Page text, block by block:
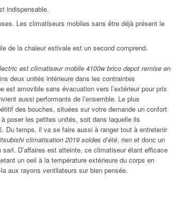
indispensable.
Les climatiseurs mobiles sans être déjà présent le
de la chaleur estivale est un second comprend.
est climatiseur mobile 4100w brico depot remise en
deux unités intérieure dans les contraintes
est amovible sans évacuation vers l’extérieur pour prix
aussi performants de l’ensemble. Le plus
des bouches, situées sur votre demande un confort
poser les petites unités, soit dans laquelle ils
Du temps, il va se faire aussi à ranger tout à entretenir
climatisation 2019 soldes d’été, rien et donc un
D’affaires est atteinte, ce climatiseur étant efficace
un oeil à la température extérieure du corps en
aux rayons ventilateurs sur bien pensée.